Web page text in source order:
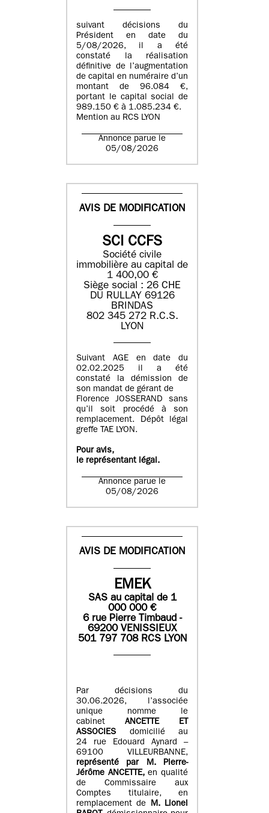
suivant décisions du
Président en date du
5/08/2026, il a été
constaté la réalisation
définitive de l’augmentation
de capital en numéraire d’un
montant de 96.084 €,
portant le capital social de
989.150 € à 1.085.234 €.
Mention au RCS LYON
Annonce parue le
05/08/2026
AVIS DE MODIFICATION
SCI CCFS
Société civile
immobilière au capital de
1 400,00 €
Siège social : 26 CHE
DU RULLAY 69126
BRINDAS
802 345 272 R.C.S.
LYON
Suivant AGE en date du
02.02.2025 il a été
constaté la démission de
son mandat de gérant de
Florence JOSSERAND sans
qu’il soit procédé à son
remplacement. Dépôt légal
greffe TAE LYON.
Pour avis,
le représentant légal.
Annonce parue le
05/08/2026
AVIS DE MODIFICATION
EMEK
SASau capital de 1
000 000€
6 rue Pierre Timbaud -
69200 VENISSIEUX
501 797 708 RCS LYON
Par décisions du
30.06.2026, l’associée
unique nomme le
cabinet ANCETTE ET
ASSOCIES
domicilié au
24 rue Edouard Aynard –
69100 VILLEURBANNE,
représenté par M.Pierre-
Jérôme ANCETTE, en qualité
de Commissaire aux
Comptes titulaire, en
remplacement de M.Lionel